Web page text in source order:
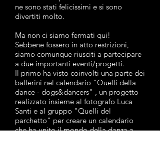
ne sono stati felicissimi e si sono
divertiti molto.
Ma non ci siamo fermati qui!
Sebbene fossero in atto restrizioni,
siamo comunque riusciti a partecipare
a due importanti eventi/progetti.
Il primo ha visto coinvolti una parte dei
ballerini nel calendario "Quelli della
dance - dogs&dancers" , un progetto
realizzato insieme al fotografo Luca
Santi e al gruppo "Quelli del
parchetto" per creare un calendario
che ha unito il mondo della danza a